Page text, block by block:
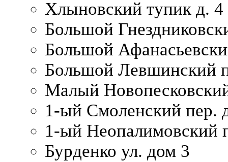
Хлыновский тупик д. 4
Большой
Большой
Большой Левшинский
Малый
1-ый Смоленский пер.
1-ый Неопалимовский
Бурденко ул. дом 3